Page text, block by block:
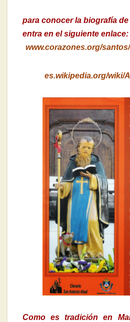
para conocer la biografía
entra en el siguiente enlace:
www.corazones.org/
es.wikipedia.org/wiki/
Como es tradición en